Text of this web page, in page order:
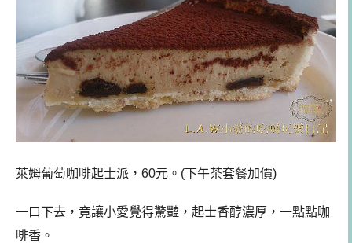
萊姆葡萄咖啡起士派，60元。(下午茶套餐加價)
一口下去，竟讓小愛覺得驚豔，起士香醇濃厚，一點點咖
啡香。